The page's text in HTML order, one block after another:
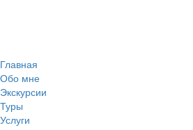
Главная
Обо мне
Экскурсии
Туры
Услуги